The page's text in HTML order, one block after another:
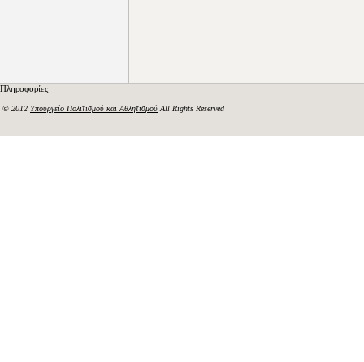
Πληροφορίες
© 2012 Υπουργείο Πολιτισμού και Αθλητισμού All Rights Reserved